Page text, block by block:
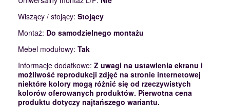
Wiszący / stojący: Stojący
Montaż: Do samodzielnego montażu
Mebel modułowy: Tak
Informacje dodatkowe: Z uwagi na ustawienia ekranu i
możliwość reprodukcji zdjęć na stronie internetowej
niektóre kolory mogą różnić się od rzeczywistych
kolorów oferowanych produktów. Pierwotna cena
produktu dotyczy najtańszego wariantu.